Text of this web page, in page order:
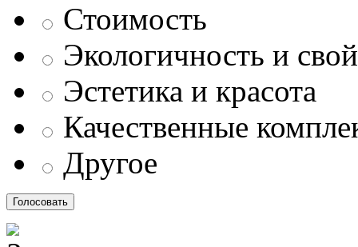
Стоимость
Экологичность и
Эстетика и красота
Качественные
Другое